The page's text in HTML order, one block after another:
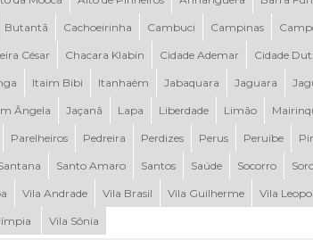
Butantã Cachoeirinha Cambuci Campinas
César Chacara Klabin Cidade Ademar Cidade
Itaim Bibi Itanhaém Jabaquara Jaguara
Ângela Jaçanã Lapa Liberdade Limão
Parelheiros Pedreira Perdizes Perus Peruíbe
Santo Amaro Santos Saúde Socorro
Vila Andrade Vila Brasil Vila Guilherme Vila
Vila Sônia